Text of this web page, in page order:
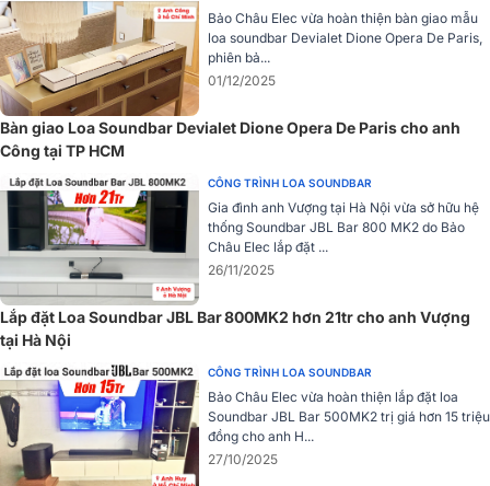
đắm chìm và kéo bạn vào những cảnh hành động, đuổi bắt, bắn
súng cực kỳ chân thực.
Loa siêu trầm không dây
Âm trầm mạnh mẽ, chính xác từ loa siêu trầm không dây 10" kích
thước lớn mang đến sự phấn khích tột độ cho các bộ phim hành
động, từng tiếng nói của nhân vật, súng đạn được khắc họa rõ nét,
tăng thêm cảm xúc cho âm nhạc của bạn.
Công nghệ tăng cường hội thoại PureVoice
Công nghệ PureVoice sử dụng thuật toán độc đáo của JBL để tối ưu
Bảo Châu Elec vừa hoàn thiện bàn giao mẫu
loa soundbar Devialet Dione Opera De Paris,
phiên bả...
01/12/2025
Bàn giao Loa Soundbar Devialet Dione Opera De Paris cho anh
Công tại TP HCM
CÔNG TRÌNH LOA SOUNDBAR
Gia đình anh Vượng tại Hà Nội vừa sở hữu hệ
thống Soundbar JBL Bar 800 MK2 do Bảo
Châu Elec lắp đặt ...
26/11/2025
Lắp đặt Loa Soundbar JBL Bar 800MK2 hơn 21tr cho anh Vượng
tại Hà Nội
CÔNG TRÌNH LOA SOUNDBAR
Bảo Châu Elec vừa hoàn thiện lắp đặt loa
Soundbar JBL Bar 500MK2 trị giá hơn 15 triệu
đồng cho anh H...
27/10/2025